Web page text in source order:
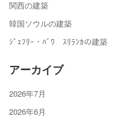
関西の建築
韓国ソウルの建築
ｼﾞｪﾌﾘｰ・ﾊﾞﾜ ｽﾘﾗﾝｶの建築
アーカイブ
2026年7月
2026年6月